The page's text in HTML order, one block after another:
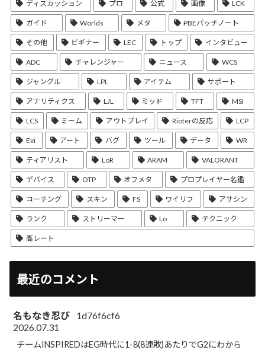
ディスカッション プロ 公式 画像 LCK
ガイド Worlds メタ PBEパッチノート
その他 ビギナー LEC トップ インタビュー
ADC チャレンジャー ニュース WCS
ジャングル LPL アイテム サポート
アナリティクス LJL ミッド TFT MSI
LCS ミーム アウトプレイ Rioterの反応 LCP
Evi アート バグ ツール データ WR
ティアリスト LoR ARAM VALORANT
デバイス OTP オフメタ プロプレイヤー名鑑
コーチング スキン FS ワイリフ アサシン
ランク ストリーマー Lo テクニック
高レート
最近のコメント
名もなき忍び
1d76f6cf6
2026.07.31
チームINSPIREDはEG時代に1-8(8連敗)あたりでG2にわから